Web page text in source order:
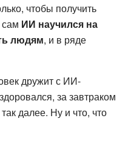
чтобы получить
ИИ научился на
людям, и в ряде
дружит с ИИ-
за завтраком
далее. Ну и что, что